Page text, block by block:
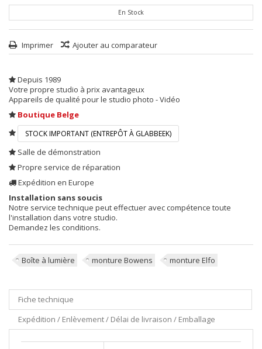
En Stock
Imprimer Ajouter au comparateur
Depuis 1989
Votre propre studio à prix avantageux
Appareils de qualité pour le studio photo - Vidéo
Boutique Belge
STOCK IMPORTANT (ENTREPÔT À GLABBEEK)
Salle de démonstration
Propre service de réparation
Expédition en Europe
Installation sans soucis
Notre service technique peut effectuer avec compétence toute
l'installation dans votre studio.
Demandez les conditions.
Boîte à lumière monture Bowens monture Elfo
Fiche technique
Expédition / Enlèvement / Délai de livraison / Emballage